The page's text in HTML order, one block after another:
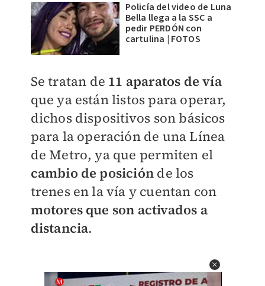
Policía del video de Luna
Bella llega a la SSC a
pedir PERDÓN con
cartulina | FOTOS
Se tratan de 11 aparatos de vía
que ya están listos para operar,
dichos dispositivos son básicos
para la operación de una Línea
de Metro, ya que permiten el
cambio de posición de los
trenes en la vía y cuentan con
motores que son activados a
distancia.